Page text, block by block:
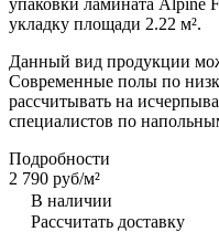
укладку площади 2.22 м².
Данный вид продукции
Современные полы по
рассчитывать на
специалистов по
Подробности
2 790 руб/м²
В наличии
Рассчитать доставку